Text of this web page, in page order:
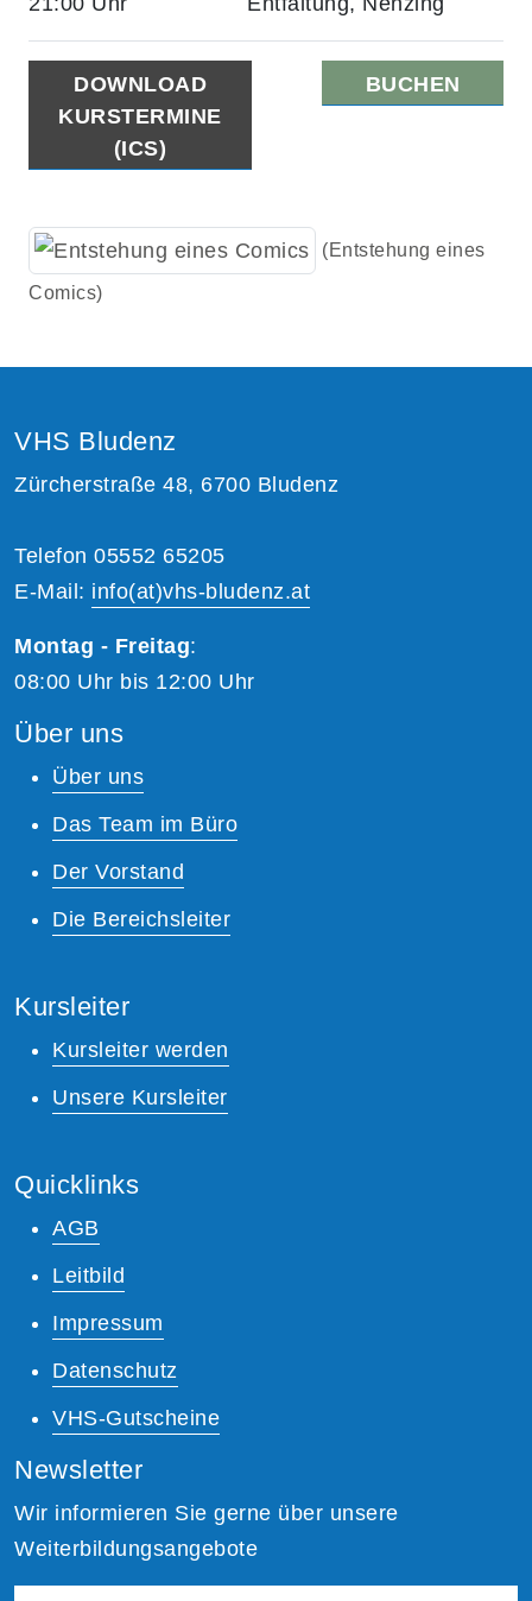
DOWNLOAD
KURSTERMINE
(ICS)
BUCHEN
(Entstehung eines
Comics)
VHS Bludenz
Zürcherstraße 48, 6700 Bludenz
Telefon 05552 65205
E-Mail: info(at)vhs-bludenz.at
Montag - Freitag:
08:00 Uhr bis 12:00 Uhr
Über uns
Über uns
Das Team im Büro
Der Vorstand
Die Bereichsleiter
Kursleiter
Kursleiter werden
Unsere Kursleiter
Quicklinks
AGB
Leitbild
Impressum
Datenschutz
VHS-Gutscheine
Newsletter
Wir informieren Sie gerne über unsere
Weiterbildungsangebote